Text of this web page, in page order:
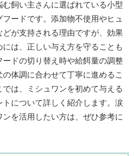
む飼い主さんに選ばれている小型
ードです。添加物不使用やヒュ
が支持される理由ですが、効果
は、正しい与え方を守ることも
ドの切り替え時や給餌量の調整
体調に合わせて丁寧に進めるこ
は、ミシュワンを初めて与える
について詳しく紹介します。涙
を活用したい方は、ぜひ参考に